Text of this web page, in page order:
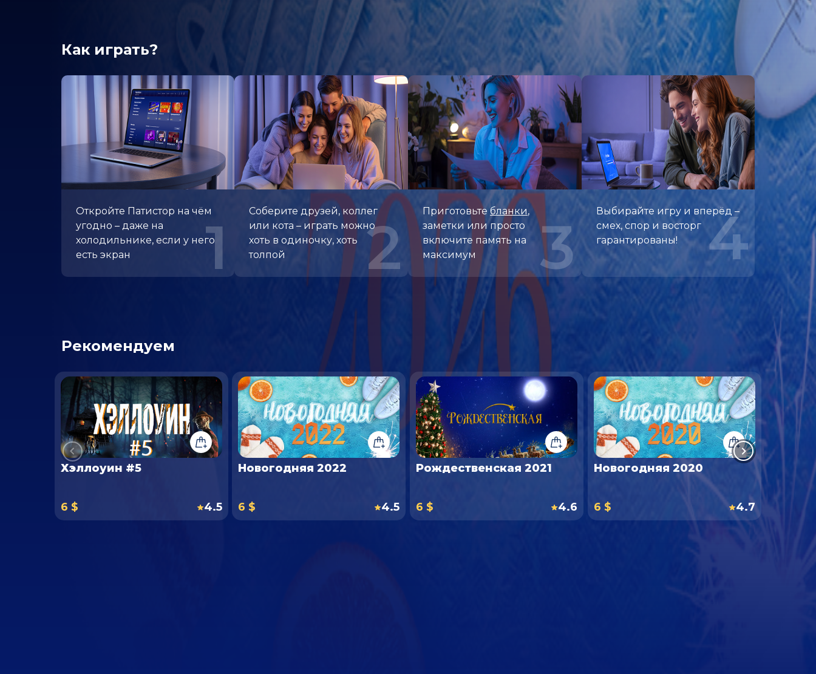
Как играть?
Откройте Патистор на чём
угодно – даже на
холодильнике, если у него
есть экран
1
Соберите друзей, коллег
или кота – играть можно
хоть в одиночку, хоть
толпой
2 Приготовьтебланки,
заметки или просто
включите память на
максимум
3
Выбирайте игру и вперёд –
смех, спор и восторг
гарантированы!
4
Рекомендуем
Хэллоуин #5
6 $ 4.5
Новогодняя 2022
6 $ 4.5
Рождественская 2021
6 $ 4.6
Новогодняя 2020
6 $ 4.7